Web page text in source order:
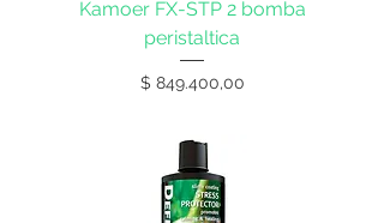
Kamoer FX-STP 2 bomba
peristaltica
Precio
$ 849.400,00